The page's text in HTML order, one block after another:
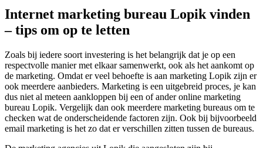
Internet marketing bureau Lopik vinden
– tips om op te letten
Zoals bij iedere soort investering is het belangrijk dat je op een
respectvolle manier met elkaar samenwerkt, ook als het aankomt op
de marketing. Omdat er veel behoefte is aan marketing Lopik zijn er
ook meerdere aanbieders. Marketing is een uitgebreid proces, je kan
dus niet al meteen aankloppen bij een of ander online marketing
bureau Lopik. Vergelijk dan ook meerdere marketing bureaus om te
checken wat de onderscheidende factoren zijn. Ook bij bijvoorbeeld
email marketing is het zo dat er verschillen zitten tussen de bureaus.